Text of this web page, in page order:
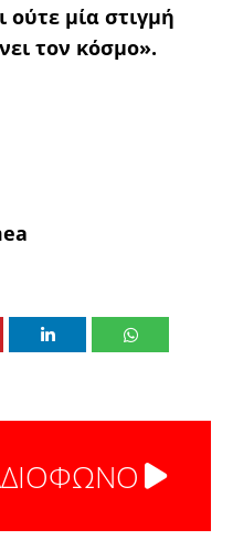
ούτε μία στιγμή
τον κόσμο».